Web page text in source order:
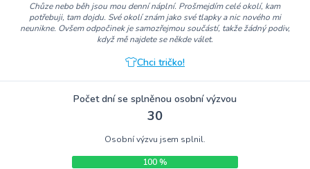
Chůze nebo běh jsou mou denní náplní. Prošmejdím celé okolí, kam
potřebuji, tam dojdu. Své okolí znám jako své tlapky a nic nového mi
neunikne. Ovšem odpočinek je samozřejmou součástí, takže žádný podiv,
když mě najdete se někde válet.
Chci tričko!
Počet dní se splněnou osobní výzvou
30
Osobní výzvu jsem splnil.
100 %